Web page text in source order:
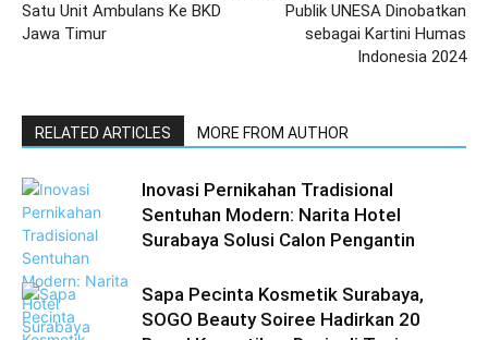
Satu Unit Ambulans Ke BKD
Jawa Timur
Publik UNESA Dinobatkan
sebagai Kartini Humas
Indonesia 2024
RELATED ARTICLES MORE FROM AUTHOR
Inovasi Pernikahan Tradisional
Sentuhan Modern: Narita Hotel
Surabaya Solusi Calon Pengantin
Sapa Pecinta Kosmetik Surabaya,
SOGO Beauty Soiree Hadirkan 20